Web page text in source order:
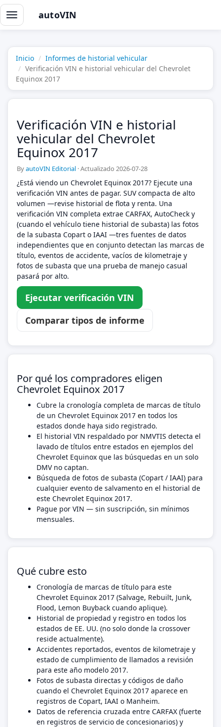
Alternar
navegación
autoVIN
Inicio
Informes de historial vehicular
Verificación VIN e historial vehicular del Chevrolet
Equinox 2017
Verificación VIN e historial
vehicular del Chevrolet
Equinox 2017
ByautoVIN Editorial ·Actualizado 2026-07-28
¿Está viendo un Chevrolet Equinox 2017? Ejecute una
verificación VIN antes de pagar. SUV compacta de alto
volumen —revise historial de flota y renta. Una
verificación VIN completa extrae CARFAX, AutoCheck y
(cuando el vehículo tiene historial de subasta) las fotos
de la subasta Copart o IAAI —tres fuentes de datos
independientes que en conjunto detectan las marcas de
título, eventos de accidente, vacíos de kilometraje y
fotos de subasta que una prueba de manejo casual
pasará por alto.
Ejecutar verificación VIN
Comparar tipos de informe
Por qué los compradores eligen
Chevrolet Equinox 2017
Cubre la cronología completa de marcas de título
de un Chevrolet Equinox 2017 en todos los
estados donde haya sido registrado.
El historial VIN respaldado por NMVTIS detecta el
lavado de títulos entre estados en ejemplos del
Chevrolet Equinox que las búsquedas en un solo
DMV no captan.
Búsqueda de fotos de subasta (Copart / IAAI) para
cualquier evento de salvamento en el historial de
este Chevrolet Equinox 2017.
Pague por VIN — sin suscripción, sin mínimos
mensuales.
Qué cubre esto
Cronología de marcas de título para este
Chevrolet Equinox 2017 (Salvage, Rebuilt, Junk,
Flood, Lemon Buyback cuando aplique).
Historial de propiedad y registro en todos los
estados de EE. UU. (no solo donde la crossover
reside actualmente).
Accidentes reportados, eventos de kilometraje y
estado de cumplimiento de llamados a revisión
para este año modelo 2017.
Fotos de subasta directas y códigos de daño
cuando el Chevrolet Equinox 2017 aparece en
registros de Copart, IAAI o Manheim.
Datos de referencia cruzada entre CARFAX (fuerte
en registros de servicio de concesionarios) y